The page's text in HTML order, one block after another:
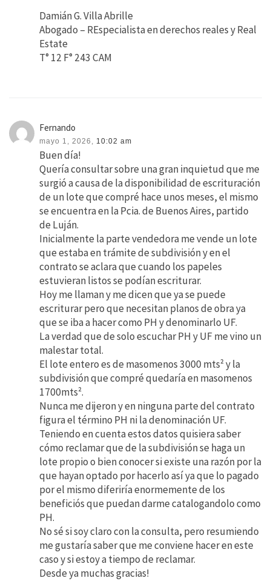
Damián G. Villa Abrille
Abogado – REspecialista en derechos reales y Real
Estate
T° 12 F° 243 CAM
Fernando
mayo 1, 2026, 10:02 am
Buen día!
Quería consultar sobre una gran inquietud que me
surgió a causa de la disponibilidad de escrituración
de un lote que compré hace unos meses, el mismo
se encuentra en la Pcia. de Buenos Aires, partido
de Luján.
Inicialmente la parte vendedora me vende un lote
que estaba en trámite de subdivisión y en el
contrato se aclara que cuando los papeles
estuvieran listos se podían escriturar.
Hoy me llaman y me dicen que ya se puede
escriturar pero que necesitan planos de obra ya
que se iba a hacer como PH y denominarlo UF.
La verdad que de solo escuchar PH y UF me vino un
malestar total.
El lote entero es de masomenos 3000 mts² y la
subdivisión que compré quedaría en masomenos
1700mts².
Nunca me dijeron y en ninguna parte del contrato
figura el término PH ni la denominación UF.
Teniendo en cuenta estos datos quisiera saber
cómo reclamar que de la subdivisión se haga un
lote propio o bien conocer si existe una razón por la
que hayan optado por hacerlo así ya que lo pagado
por el mismo diferiría enormemente de los
beneficiós que puedan darme catalogandolo como
PH.
No sé si soy claro con la consulta, pero resumiendo
me gustaría saber que me conviene hacer en este
caso y si estoy a tiempo de reclamar.
Desde ya muchas gracias!